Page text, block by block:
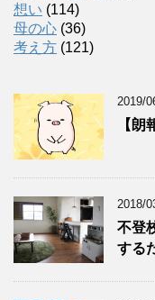
想い (114)
母の心 (36)
考え方 (121)
2019/
【朗
2018/
不登
する